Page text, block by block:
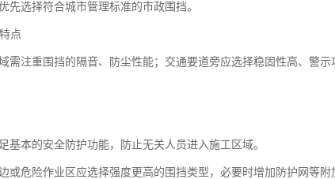
先选择符合城市管理标准的市政围挡。
点
需注重围挡的隔音、防尘性能；交通要道旁应选择稳固性高、警
基本的安全防护功能，防止无关人员进入施工区域。
或危险作业区应选择强度更高的围挡类型，必要时增加防护网等附